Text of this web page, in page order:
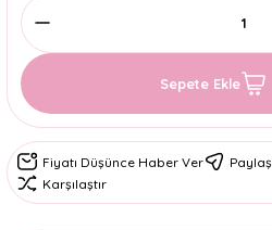
Sepete Ekle
Fiyatı Düşünce Haber Ver Paylaş
Karşılaştır